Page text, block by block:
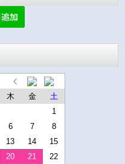
木 金
土
1
6 7
8
13 14
15
20 21
22